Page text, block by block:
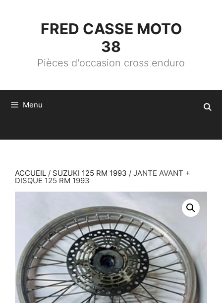
FRED CASSE MOTO
38
Pièces d'occasion cross enduro
Menu
ACCUEIL / SUZUKI 125 RM 1993 / JANTE AVANT +
DISQUE 125 RM 1993